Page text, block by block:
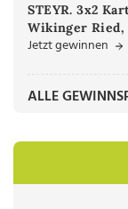
STEYR. 3x2
Wikinger Ried,
Jetzt gewinnen
ALLE